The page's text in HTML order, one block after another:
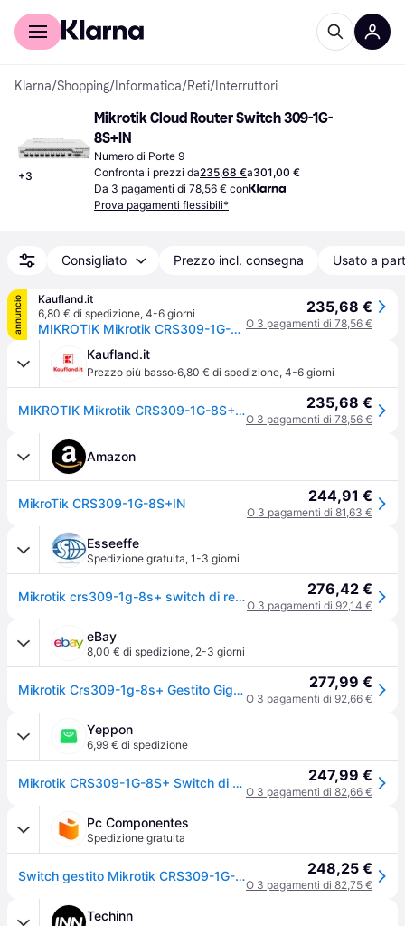
Per il tuo shopping
Klarna/Shopping/ Informatica/Reti/ Interruttori
+3
Mikrotik Cloud Router Switch 309-1G-
8S+IN
Numero di Porte 9
Confronta i prezzi da235,68 €a301,00 €
Da 3 pagamenti di 78,56 € con
Prova pagamenti flessibili*
Consigliato Prezzo incl. consegna Usato a
annuncio
Kaufland.it
6,80 € di spedizione, 4-6 giorni
MIKROTIK Mikrotik CRS309-1G-8S+ Gigabit Ethernet gestito (10/100/1000) Power over Ethernet (PoE) Bianco
235,68 €
O 3 pagamenti di 78,56 €
Kaufland.it
Prezzo più basso·6,80 € di spedizione, 4-6 giorni
MIKROTIK Mikrotik CRS309-1G-8S+ Gigabit Ethernet gestito (10/100/1000) Power over Ethernet (PoE) Bianco 235,68 €
O 3 pagamenti di 78,56 €
Amazon
MikroTik CRS309-1G-8S+IN 244,91 €
O 3 pagamenti di 81,63 €
Esseeffe
Spedizione gratuita, 1-3 giorni
Mikrotik crs309-1g-8s+ switch di rete gestito 10g 8 sfp+ 1 gigabit poe bianco 276,42 €
O 3 pagamenti di 92,14 €
eBay
8,00 € di spedizione, 2-3 giorni
Mikrotik Crs309-1g-8s+ Gestito Gigabit Ethernet (10/100/1000) Supporto Power 277,99 €
O 3 pagamenti di 92,66 €
Yeppon
6,99 € di spedizione
Mikrotik CRS309-1G-8S+ Switch di Rete Gestito 10G 8 SFP+ 1 Gigabit PoE Bianco 247,99 €
O 3 pagamenti di 82,66 €
Pc Componentes
Spedizione gratuita
Switch gestito Mikrotik CRS309-1G-8S+IN 8 porte SFP+ 10 Gbps + 1 porta Gigabit Ethernet 248,25 €
O 3 pagamenti di 82,75 €
Techinn